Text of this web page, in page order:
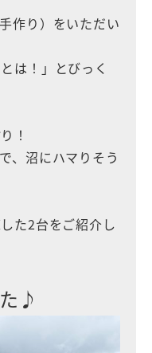
作り）をいただい
は！」とびっく
！
、沼にハマりそう
た2台をご紹介し
♪